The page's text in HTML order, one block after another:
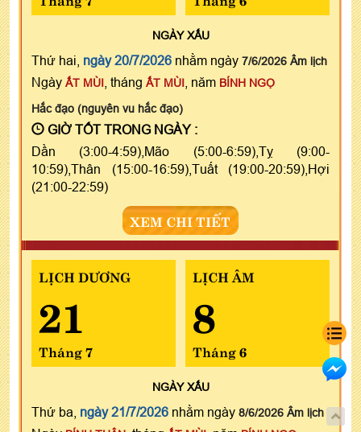
NGÀYXẤU
Thứ hai, ngày 20/7/2026 nhằm ngày 7/6/2026 Âm lịch
Ngày ẤT MÙI , tháng ẤT MÙI , năm BÍNH NGỌ
Hắc đạo (nguyên vu hắc đạo)
GIỜ TỐT TRONG NGÀY :
Dần (3:00-4:59),Mão (5:00-6:59),Tỵ (9:00-
10:59),Thân (15:00-16:59),Tuất (19:00-20:59),Hợi
(21:00-22:59)
XEM CHI TIẾT
LỊCH DƯƠNG
21
Tháng 7
LỊCH ÂM
8
Tháng 6
NGÀYXẤU
Thứ ba, ngày 21/7/2026 nhằm ngày 8/6/2026 Âm lịch